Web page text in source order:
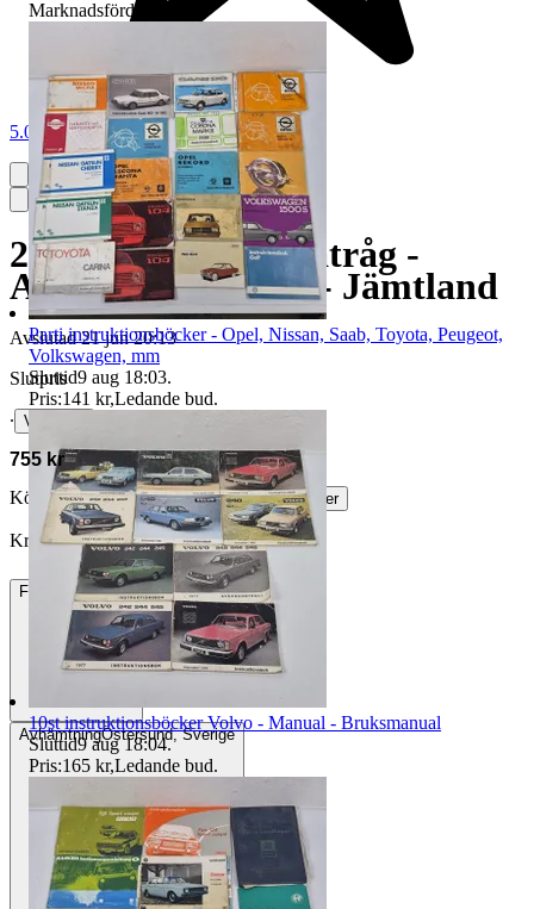
5.0
2 st. Tråg i trä - Trätråg -
Allmoge - 1800-tal - Jämtland
Avslutad 21 jun 20:13
Slutpris
∙ Visa bud
755 kr
Köparskydd är valfritt hos företag. Läs mer
Krotnik vann auktionen
Frakt 119 kr DSV
AvhämtningÖstersund, Sverige
Marknadsförd
Parti instruktionsböcker - Opel, Nissan, Saab, Toyota, Peugeot,
Volkswagen, mm
Sluttid9 aug 18:03.
Pris:141 kr,Ledande bud.
10st instruktionsböcker Volvo - Manual - Bruksmanual
Sluttid9 aug 18:04.
Pris:165 kr,Ledande bud.